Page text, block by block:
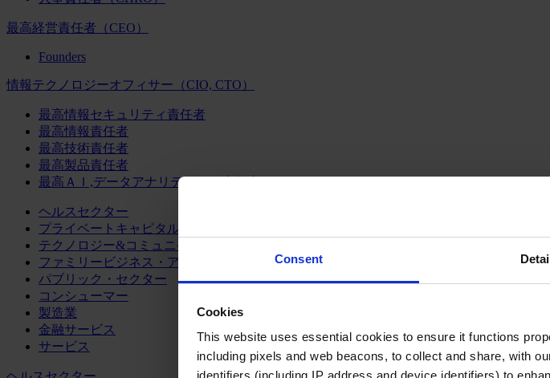
Consent
Cookies
This website uses essential cookies to ensure it functions
including pixels and web beacons, to collect and share, with
identifiers (including IP address and device identifiers) to
最高経営責任者（CEO）
Founders
情報テクノロジーオフィサー（CIO, CTO）
最高情報セキュリティ責任者
最高情報責任者
最高技術責任者
最高製品責任者
最高ＡＩ,データアナリティクス責任者
ヘルスセクター
プライベートキャピタル
テクノロジー&コミュニケーション
ファミリービジネス・アドバイザリー
パブリック・セクター
コンシューマー
製造業
金融サービス
サービス